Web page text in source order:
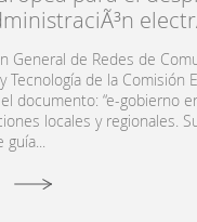
General de Redes de
Tecnología de la Comisión
documento: “e-gobierno
locales y regionales.
guía...